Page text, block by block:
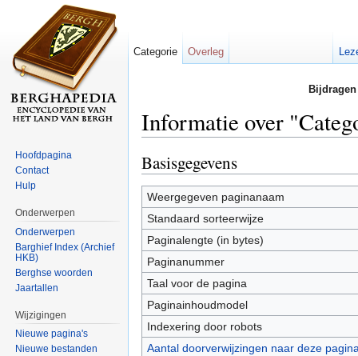
Informatie over
Basisgegevens
Weergegeven paginanaam
Standaard sorteerwijze
Paginalengte (in bytes)
Paginanummer
Taal voor de pagina
Paginainhoudmodel
Indexering door robots
Aantal doorverwijzingen naar deze
Categorie Overleg
Hoofdpagina
Contact
Hulp
Onderwerpen
Onderwerpen
Barghief Index (Archief
HKB)
Berghse woorden
Jaartallen
Wijzigingen
Nieuwe pagina's
Nieuwe bestanden